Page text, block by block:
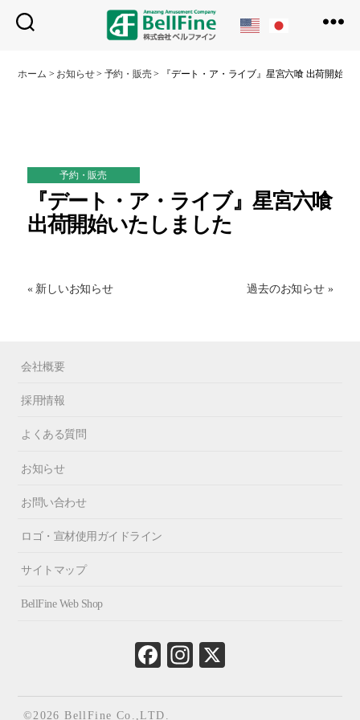
フ
ホーム > お知らせ> 予約・販売> 『デート・ア・ライブ』星宮六喰 出荷開始い
予約・販売
『デート・ア・ライブ』星宮六喰
出荷開始いたしました
« 新しいお知らせ 過去のお知らせ »
会社概要
採用情報
よくある質問
お知らせ
お問い合わせ
ロゴ・宣材使用ガイドライン
サイトマップ
BellFine Web Shop
Fa
ce
ok
In
st
©2026 BellFine Co.,LTD.